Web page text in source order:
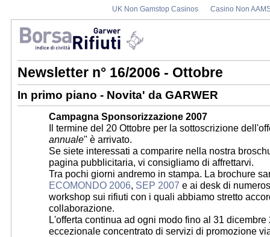
UK Non Gamstop Casinos Casino Non
Newsletter n° 16/2006 - Ottobre
In primo piano - Novita' da GARWER
Campagna Sponsorizzazione 2007
Il termine del 20 Ottobre per la sottoscrizione
annuale" è arrivato.
Se siete interessati a comparire nella nostra
pagina pubblicitaria, vi consigliamo di affrettarvi.
Tra pochi giorni andremo in stampa. La brochure
ECOMONDO 2006, SEP 2007 e ai desk di
workshop sui rifiuti con i quali abbiamo stretto
collaborazione.
L'offerta continua ad ogni modo fino al 31 dicembre
eccezionale concentrato di servizi di promozione